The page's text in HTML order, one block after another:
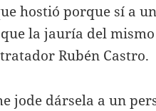
hostió porque sí a
la jauría del
Rubén Castro.
jode dársela a un